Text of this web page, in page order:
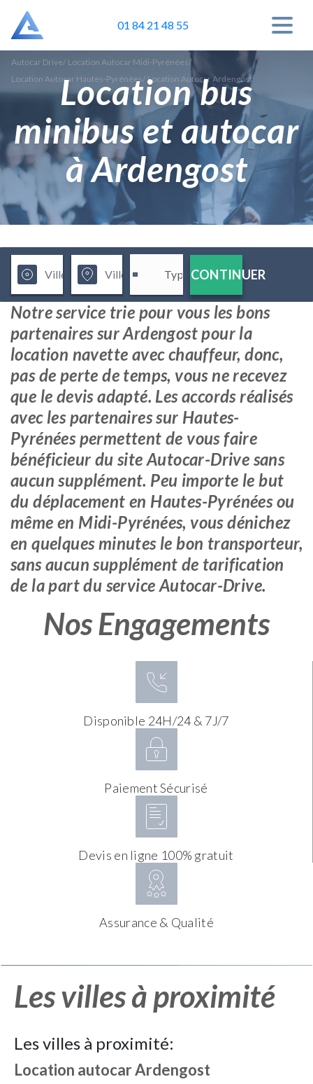
01 84 21 48 55
Autocar Drive/ Location Autocar Midi-Pyrénées/
Location Autocar Hautes-Pyrénées/ Location Autocar Ardengost
Location bus
minibus et autocar
à Ardengost
CONTINUER
Notre service trie pour vous les bons
partenaires sur Ardengost pour la
location navette avec chauffeur, donc,
pas de perte de temps, vous ne recevez
que le devis adapté. Les accords réalisés
avec les partenaires sur Hautes-
Pyrénées permettent de vous faire
bénéficieur du site Autocar-Drive sans
aucun supplément. Peu importe le but
du déplacement en Hautes-Pyrénées ou
même en Midi-Pyrénées, vous dénichez
en quelques minutes le bon transporteur,
sans aucun supplément de tarification
de la part du service Autocar-Drive.
Nos Engagements
Disponible 24H/24 & 7J/7
Paiement Sécurisé
Devis en ligne 100% gratuit
Assurance & Qualité
Les villes à proximité
Les villes à proximité:
Location autocarArdengost